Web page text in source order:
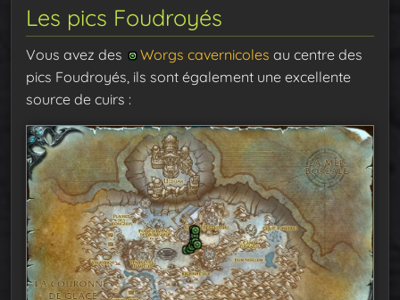
Les pics Foudroyés
Vous avez des Worgs cavernicoles au centre des
pics Foudroyés, ils sont également une excellente
source de cuirs :